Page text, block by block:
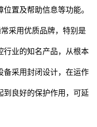
置及帮助信息等功能。
采用优质品牌，特别是
行业的知名产品，从根本
备采用封闭设计，在运作
到良好的保护作用，可延